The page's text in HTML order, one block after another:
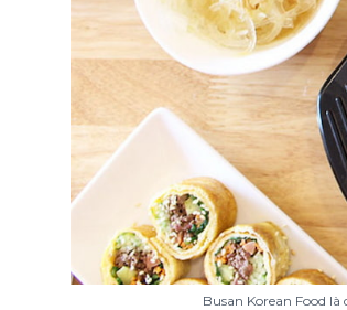
Busan Korean Food